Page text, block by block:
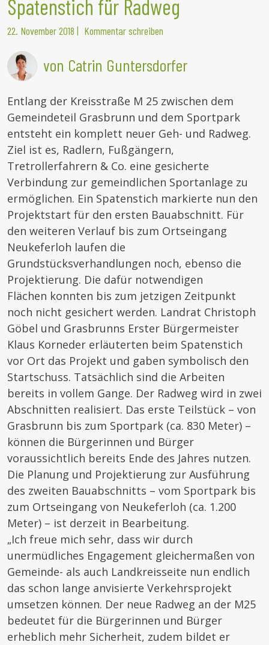
Spatenstich für Radweg
22. November 2018 | Kommentar schreiben
von Catrin Guntersdorfer
Entlang der Kreisstraße M 25 zwischen dem
Gemeindeteil Grasbrunn und dem Sportpark
entsteht ein komplett neuer Geh- und Radweg.
Ziel ist es, Radlern, Fußgängern,
Tretrollerfahrern & Co. eine gesicherte
Verbindung zur gemeindlichen Sportanlage zu
ermöglichen. Ein Spatenstich markierte nun den
Projektstart für den ersten Bauabschnitt. Für
den weiteren Verlauf bis zum Ortseingang
Neukeferloh laufen die
Grundstücksverhandlungen noch, ebenso die
Projektierung. Die dafür notwendigen
Flächen konnten bis zum jetzigen Zeitpunkt
noch nicht gesichert werden. Landrat Christoph
Göbel und Grasbrunns Erster Bürgermeister
Klaus Korneder erläuterten beim Spatenstich
vor Ort das Projekt und gaben symbolisch den
Startschuss. Tatsächlich sind die Arbeiten
bereits in vollem Gange. Der Radweg wird in zwei
Abschnitten realisiert. Das erste Teilstück – von
Grasbrunn bis zum Sportpark (ca. 830 Meter) –
können die Bürgerinnen und Bürger
voraussichtlich bereits Ende des Jahres nutzen.
Die Planung und Projektierung zur Ausführung
des zweiten Bauabschnitts – vom Sportpark bis
zum Ortseingang von Neukeferloh (ca. 1.200
Meter) – ist derzeit in Bearbeitung.
„Ich freue mich sehr, dass wir durch
unermüdliches Engagement gleichermaßen von
Gemeinde- als auch Landkreisseite nun endlich
das schon lange anvisierte Verkehrsprojekt
umsetzen können. Der neue Radweg an der M25
bedeutet für die Bürgerinnen und Bürger
erheblich mehr Sicherheit, zudem bildet er